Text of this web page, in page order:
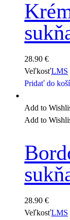
28.90 €
VeľkosťLMS
Pridať do
Add to
Add to
28.90 €
VeľkosťLMS